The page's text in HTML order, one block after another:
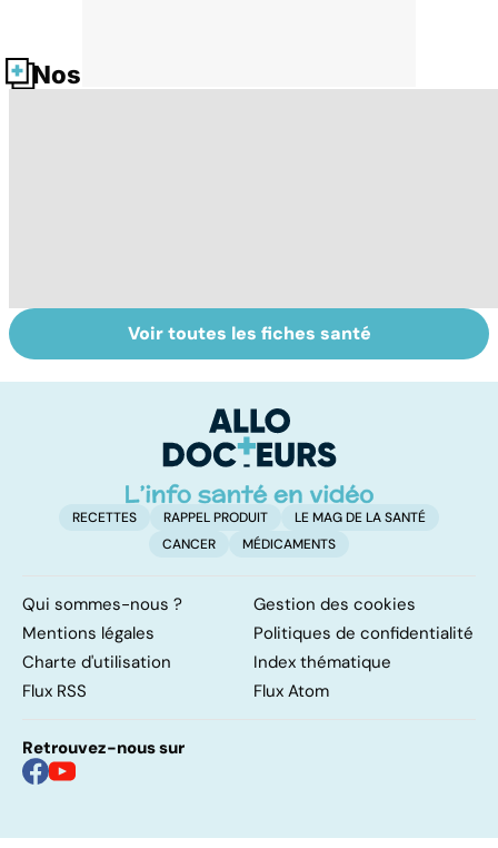
Nos fiches santé
L'avortement :
quels délais,
Gynéco : un suivi
pour la vie
Voir toutes les fiches santé
RECETTES RAPPEL PRODUIT
LE MAG DE LA SANTÉ
CANCER
MÉDICAMENTS
Qui sommes-nous ?
Gestion des cookies
Mentions légales
Politiques de confidentialité
Charte d'utilisation
Index thématique
Flux RSS
Flux Atom
Retrouvez-nous sur